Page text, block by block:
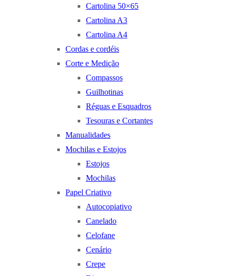
Cartolina 50×65
Cartolina A3
Cartolina A4
Cordas e cordéis
Corte e Medição
Compassos
Guilhotinas
Réguas e Esquadros
Tesouras e Cortantes
Manualidades
Mochilas e Estojos
Estojos
Mochilas
Papel Criativo
Autocopiativo
Canelado
Celofane
Cenário
Crepe